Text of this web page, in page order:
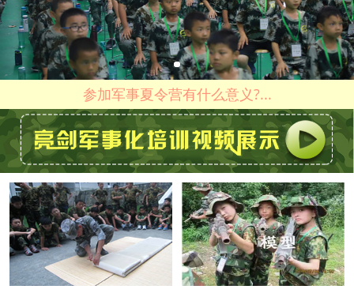
参加军事夏令营有什么意义?...